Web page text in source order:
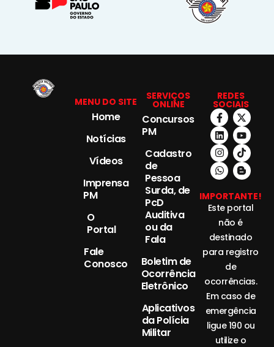
MENU DO SITE
Home
Notícias
Vídeos
Imprensa
PM
O
Portal
Fale
Conosco
SERVIÇOS
ONLINE
Concursos
PM
Cadastro
de
Pessoa
Surda, de
PcD
Auditiva
ou da
Fala
Boletim de
Ocorrência
Eletrônico
Aplicativos
da Polícia
Militar
REDES
SOCIAIS
IMPORTANTE!
Este portal
não é
destinado
para registro
de
ocorrências.
Em caso de
emergência
ligue 190 ou
utilize o